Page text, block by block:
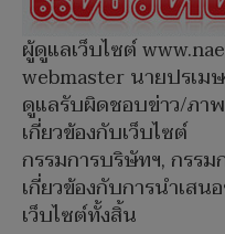
ผู้ดูแลเว็บไซต์
webmaster นายปรเม
ดูแลรับผิดชอบข่าว/ภ
เกี่ยวข้องกับเว็บไซต์
กรรมการบริษัทฯ, กรร
เกี่ยวข้องกับการนำเส
เว็บไซต์ทั้งสิ้น